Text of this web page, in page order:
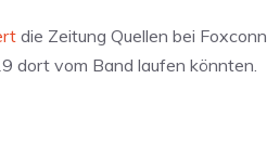
die Zeitung Quellen bei Foxconn
dort vom Band laufen könnten.